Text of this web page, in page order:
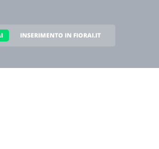
INSERIMENTO IN FIORAI.IT